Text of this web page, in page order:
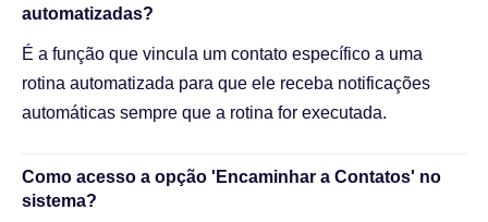
automatizadas?
É a função que vincula um contato específico a uma
rotina automatizada para que ele receba notificações
automáticas sempre que a rotina for executada.
Como acesso a opção 'Encaminhar a Contatos' no
sistema?